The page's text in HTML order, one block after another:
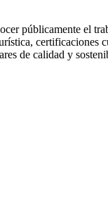
públicamente el
certificaciones
de calidad y